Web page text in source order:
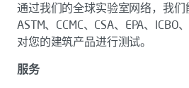
通过我们的全球实验室网络，我们
ASTM、CCMC、CSA、EPA、ICBO
对您的建筑产品进行测试。
服务